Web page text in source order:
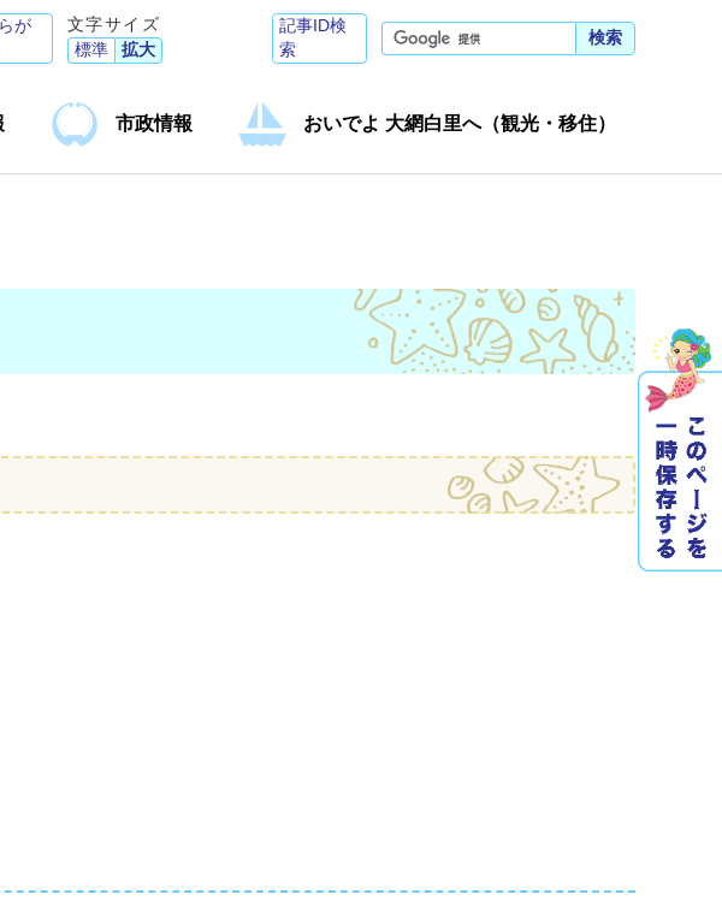
が
文字サイズ
標準
拡大
記事ID検
索
検索
市政情報 おいでよ 大網白里へ（観光・移住）